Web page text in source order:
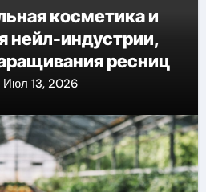
косметика и
нейл-индустрии,
ресниц
Июл 13, 2026